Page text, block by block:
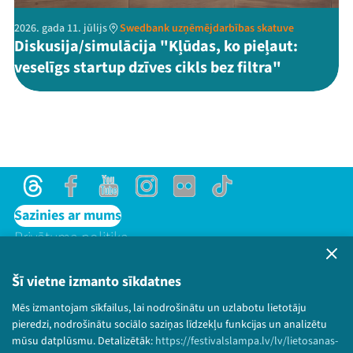
Šī vietne izmanto sīkdatnes
Mēs izmantojam sīkfailus, lai nodrošinātu un uzlabotu lietotāju
pieredzi, nodrošinātu sociālo saziņas līdzekļu funkcijas un analizētu
mūsu datplūsmu. Detalizētāk: https://festivalslampa.lv/lv/lietosanas-
2026. gada 11. jūlijs Swedbank uzņēmējdarbības skatuve
Diskusija/simulācija "Kļūdas, ko pieļaut:
veselīgs startup dzīves cikls bez filtra"
ThreadsFacebookYoutubeInstagram
Flick TikTok
Sazinies ar mums
Privātuma politika
Bērnu aizsardzības politika
© 2026 Sarunu festivāls LAMPA Visas tiesības
paturētas.